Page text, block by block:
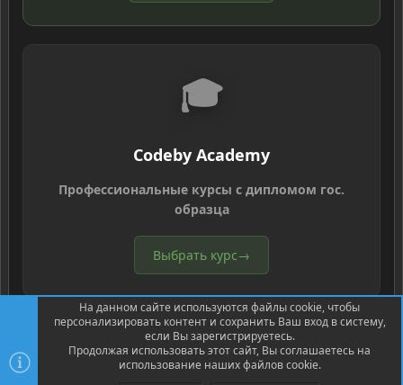
🎓
Codeby Academy
Профессиональные курсы с дипломом гос.
образца
Выбрать курс→
Community platform by XenForo ® © 2010-2026 XenForo Ltd.
На данном сайте используются файлы cookie, чтобы
персонализировать контент и сохранить Ваш вход в систему,
если Вы зарегистрируетесь.
Продолжая использовать этот сайт, Вы соглашаетесь на
использование наших файлов cookie.